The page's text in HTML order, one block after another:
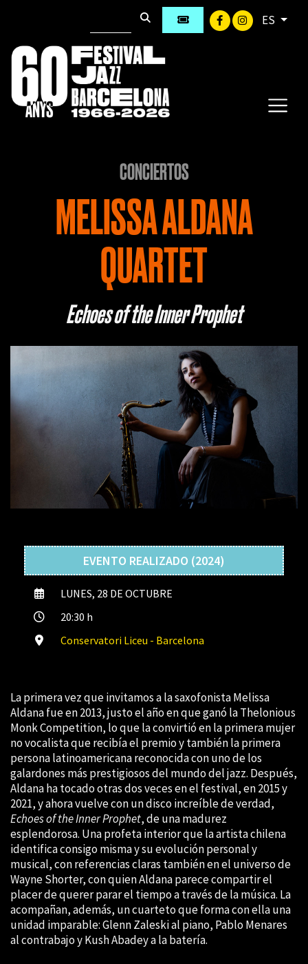
ES
CONCIERTOS
MELISSA ALDANA
QUARTET
Echoes of the Inner Prophet
EVENTO REALIZADO (2024)
LUNES, 28 DE OCTUBRE
20:30 h
Conservatori Liceu - Barcelona
La primera vez que invitamos a la saxofonista Melissa
Aldana fue en 2013, justo el año en que ganó la Thelonious
Monk Competition, lo que la convirtió en la primera mujer
no vocalista que recibía el premio y también la primera
persona latinoamericana reconocida con uno de los
galardones más prestigiosos del mundo del jazz. Después,
Aldana ha tocado otras dos veces en el festival, en 2015 y
2021, y ahora vuelve con un disco increíble de verdad,
Echoes of the Inner Prophet, de una madurez
esplendorosa. Una profeta interior que la artista chilena
identifica consigo misma y su evolución personal y
musical, con referencias claras también en el universo de
Wayne Shorter, con quien Aldana parece compartir el
placer de querer parar el tiempo a través de la música. La
acompañan, además, un cuarteto que forma con ella una
unidad imparable:Glenn Zaleski al piano, Pablo Menares
al contrabajo y Kush Abadey a la batería.